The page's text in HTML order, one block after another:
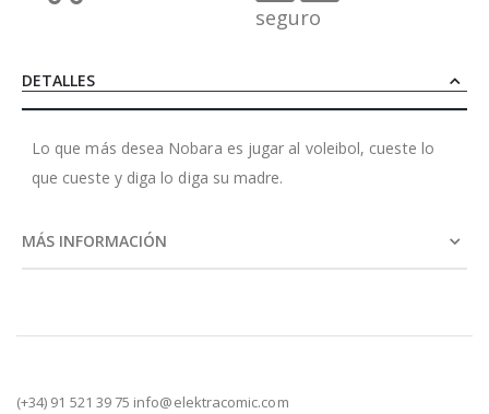
seguro
DETALLES
Lo que más desea Nobara es jugar al voleibol, cueste lo
que cueste y diga lo diga su madre.
MÁS INFORMACIÓN
(+34) 91 521 39 75 info@elektracomic.com